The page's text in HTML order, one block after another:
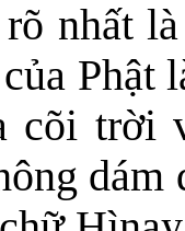
rõ nhất
Phật
cõi trời